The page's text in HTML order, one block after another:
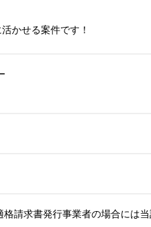
かせる案件です！
格請求書発行事業者の場合に